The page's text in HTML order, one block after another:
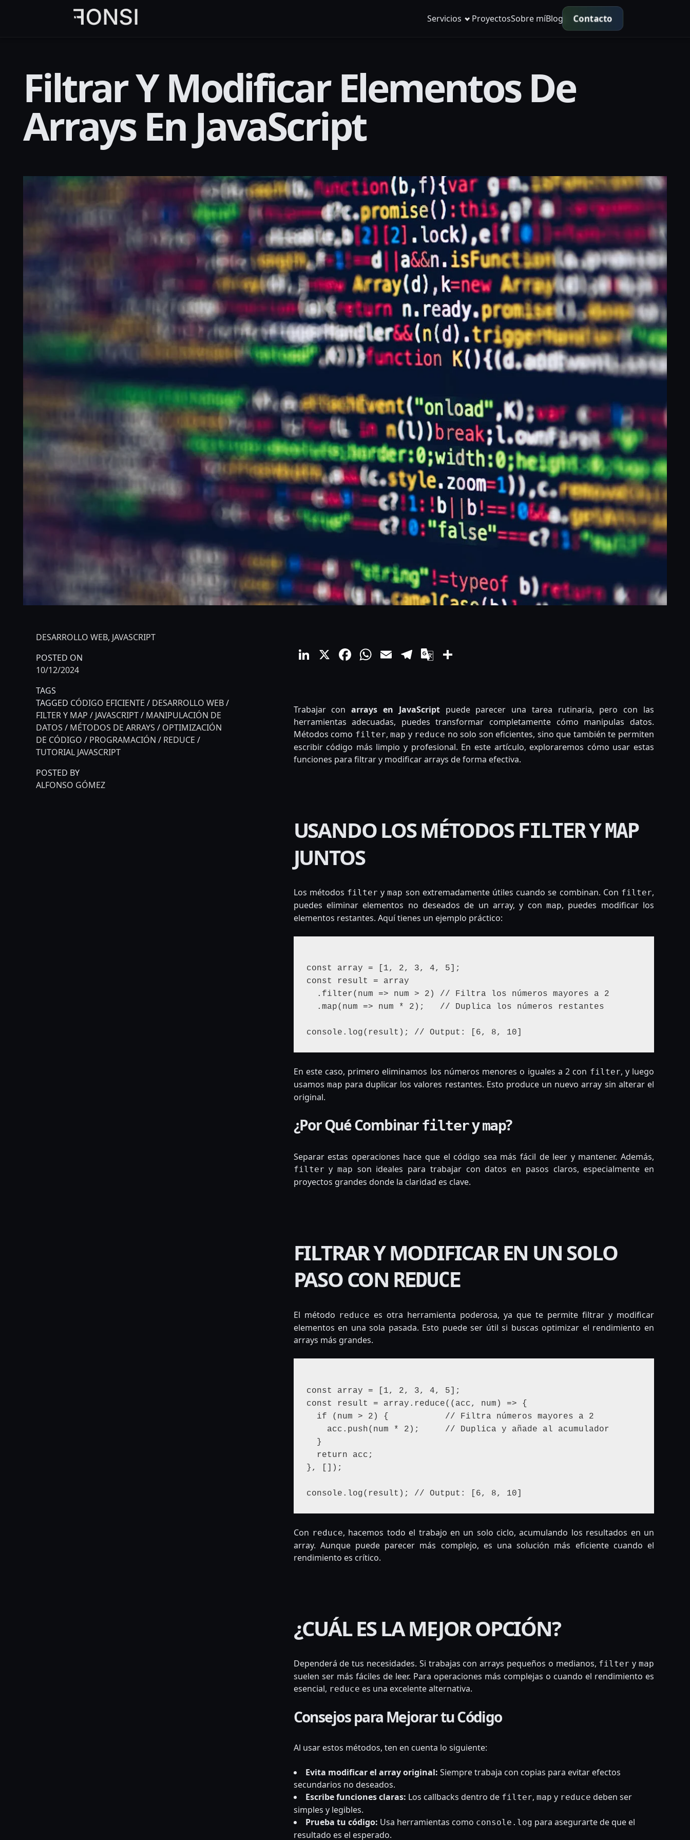
Servicios ProyectosSobre míBlog Contacto
Filtrar Y Modificar Elementos De
Arrays En JavaScript
DESARROLLO WEB, JAVASCRIPT
POSTED ON
10/12/2024
TAGS
TAGGED CÓDIGO EFICIENTE / DESARROLLO WEB/
FILTER Y MAP / JAVASCRIPT/ MANIPULACIÓN DE
DATOS / MÉTODOS DE ARRAYS / OPTIMIZACIÓN
DE CÓDIGO / PROGRAMACIÓN / REDUCE /
TUTORIAL JAVASCRIPT
POSTED BY
ALFONSO GÓMEZ
LinkedIn
X Facebook
WhatsApp
EmailTelegram
Google
Trabajar conarrays en JavaScriptpuede parecer una tarea rutinaria, pero con las
herramientas adecuadas, puedes transformar completamente cómo manipulas datos.
Métodos como filter,map y reduce no solo son eficientes, sino que también te permiten
escribir código más limpio y profesional. En este artículo, exploraremos cómo usar estas
funciones para filtrar y modificar arrays de forma efectiva.
USANDO LOS MÉTODOS FILTERYMAP
JUNTOS
Los métodos filter ymap son extremadamente útiles cuando se combinan. Con filter,
puedes eliminar elementos no deseados de un array, y con map, puedes modificar los
elementos restantes. Aquí tienes un ejemplo práctico:
const array = [1, 2, 3, 4, 5];
const result = array
En este caso, primero eliminamos los números menores o iguales a 2 con filter, y luego
usamos map para duplicar los valores restantes. Esto produce un nuevo array sin alterar el
original.
¿Por Qué Combinar filterymap?
Separar estas operaciones hace que el código sea más fácil de leer y mantener. Además,
filter ymap son ideales para trabajar con datos en pasos claros, especialmente en
proyectos grandes donde la claridad es clave.
FILTRAR Y MODIFICAR EN UN SOLO
PASO CON REDUCE
El método reduce es otra herramienta poderosa, ya que te permite filtrar y modificar
elementos en una sola pasada. Esto puede ser útil si buscas optimizar el rendimiento en
arrays más grandes.
const array = [1, 2, 3, 4, 5];
const result = array.reduce((acc, num) => {
}, []);
Con reduce, hacemos todo el trabajo en un solo ciclo, acumulando los resultados en un
array. Aunque puede parecer más complejo, es una solución más eficiente cuando el
rendimiento es crítico.
¿CUÁL ES LA MEJOR OPCIÓN?
Dependerá de tus necesidades. Si trabajas con arrays pequeños o medianos, filter y map
suelen ser más fáciles de leer. Para operaciones más complejas o cuando el rendimiento es
esencial, reduce es una excelente alternativa.
Consejos para Mejorar tu Código
Al usar estos métodos, ten en cuenta lo siguiente:
Evita modificar el array original: Siempre trabaja con copias para evitar efectos
secundarios no deseados.
Escribe funciones claras: Los callbacks dentro de filter, map y reduce deben ser
simples y legibles.
Prueba tu código: Usa herramientas como console.log para asegurarte de que el
resultado es el esperado.